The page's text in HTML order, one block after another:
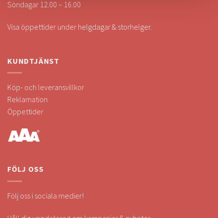
Söndagar 12.00 – 16.00
Visa öppettider under helgdagar & storhelger.
KUNDTJÄNST
Köp- och leveransvillkor
Reklamation
Öppettider
FÖLJ OSS
Följ oss i sociala medier!